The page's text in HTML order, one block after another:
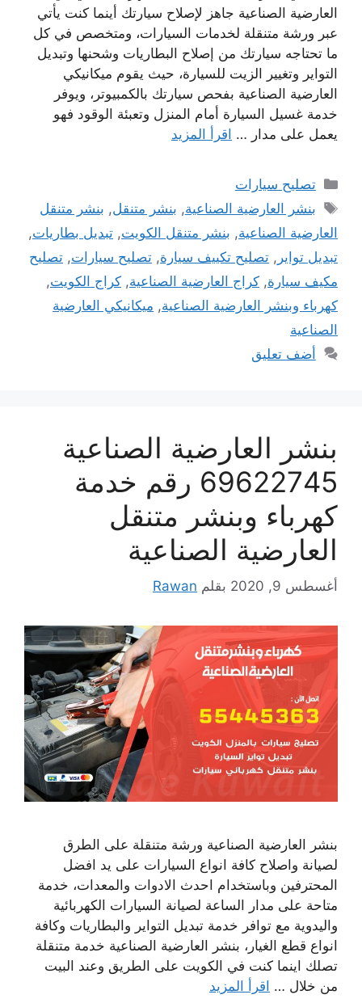
العارضية الصناعية جاهز لإصلاح سيارتك أينما كنت يأتي
عبر ورشة متنقلة لخدمات السيارات، ومتخصص في كل
ما تحتاجه سيارتك من إصلاح البطاريات وشحنها وتبديل
التواير وتغيير الزيت للسيارة، حيث يقوم ميكانيكي
العارضية الصناعية بفحص سيارتك بالكمبيوتر، ويوفر
خدمة غسيل السيارة أمام المنزل وتعبئة الوقود فهو
يعمل على مدار … اقرأ المزيد
التصنيفات
تصليح سيارات
الوسوم
بنشر العارضية الصناعية, بنشر متنقل, بنشر متنقل
العارضية الصناعية, بنشر متنقل الكويت, تبديل بطاريات,
تبديل تواير , تصليح تكييف سيارة, تصليح سيارات, تصليح
مكيف سيارة, كراج العارضية الصناعية, كراج الكويت,
كهرباء وبنشر العارضية الصناعية, ميكانيكي العارضية
الصناعية
أضف تعليق
بنشر العارضية الصناعية
69622745 رقم خدمة
كهرباء وبنشر متنقل
العارضية الصناعية
أغسطس 9, 2020 بقلم Rawan
بنشر العارضية الصناعية ورشة متنقلة على الطرق
لصيانة واصلاح كافة انواع السيارات على يد افضل
المحترفين وباستخدام احدث الادوات والمعدات، خدمة
متاحة على مدار الساعة لصيانة السيارات الكهربائية
واليدوية مع توافر خدمة تبديل التواير والبطاريات وكافة
انواع قطع الغيار، بنشر العارضية الصناعية خدمة متنقلة
تصلك اينما كنت في الكويت على الطريق وعند البيت
من خلال … اقرأ المزيد